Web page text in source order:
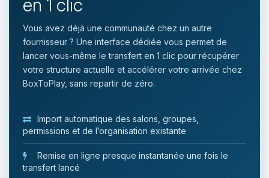
en 1 clic
Vous avez déjà une communauté chez un autre
fournisseur ? Une interface dédiée vous permet de
lancer vous-même le transfert en 1 clic pour récupérer
votre structure actuelle et accélérer votre arrivée chez
BoxToPlay, sans repartir de zéro.
Import automatique des salons, groupes,
permissions et de l’organisation existante
Remise en ligne presque instantanée une fois le
transfert lancé